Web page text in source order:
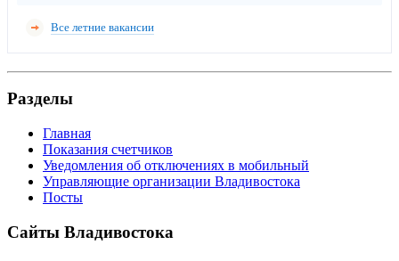
Все летние вакансии
Разделы
Главная
Показания счетчиков
Уведомления об отключениях в мобильный
Управляющие организации Владивостока
Посты
Сайты Владивостока